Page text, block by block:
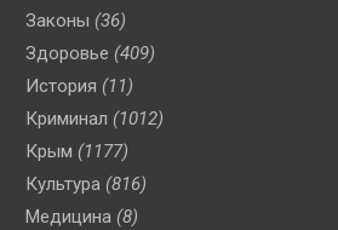
Законы (36)
Здоровье (409)
История (11)
Криминал (1012)
Крым (1177)
Культура (816)
Медицина (8)